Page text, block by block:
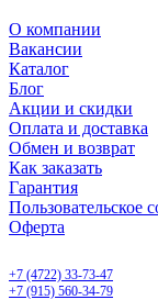
О компании
Вакансии
Каталог
Блог
Акции и скидки
Оплата и доставка
Обмен и возврат
Как заказать
Гарантия
Пользовательское
Оферта
+7 (4722) 33-73-47
+7 (915) 560-34-79